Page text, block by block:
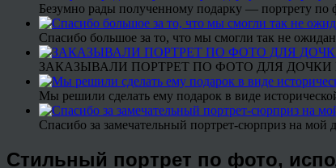
Безумно рады полученному подарку — портрету по
Спасибо большое за то, что мы смогли так не
ЗАКАЗЫВАЛИ ПОРТРЕТ ПО ФОТО ДЛЯ
Мы решили сделать ему подарок в виде
Спасибо за замечательный портрет-сюрприз на мой
Стильный портрет по фото,